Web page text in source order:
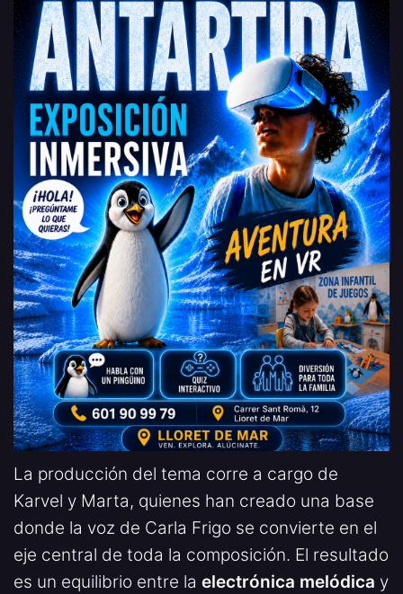
La producción del tema corre a cargo de
Karvel y Marta, quienes han creado una base
donde la voz de Carla Frigo se convierte en el
eje central de toda la composición. El resultado
es un equilibrio entre la electrónica melódica y